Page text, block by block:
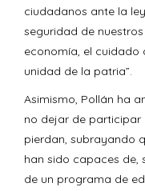
ciudadanos ante la
seguridad de
economía, el cuidado
unidad de la patria”.
Asimismo, Pollán ha
no dejar de participar
pierdan, subrayando
han sido capaces de,
de un programa de